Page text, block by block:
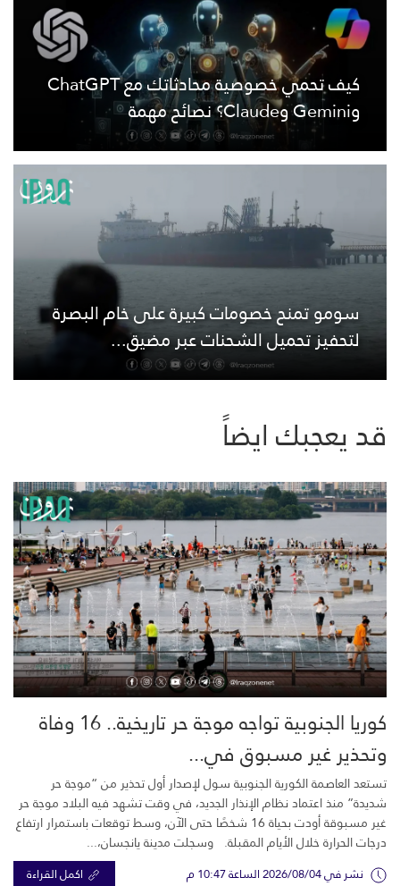
كيف تحمي خصوصية محادثاتك مع ChatGPT
وGemini وClaude؟ نصائح مهمة
سومو تمنح خصومات كبيرة على خام البصرة
لتحفيز تحميل الشحنات عبر مضيق...
قد يعجبك ايضاً
كوريا الجنوبية تواجه موجة حر تاريخية.. 16 وفاة
وتحذير غير مسبوق في...
تستعد العاصمة الكورية الجنوبية سول لإصدار أول تحذير من “موجة حر
شديدة” منذ اعتماد نظام الإنذار الجديد، في وقت تشهد فيه البلاد موجة حر
غير مسبوقة أودت بحياة 16 شخصًا حتى الآن، وسط توقعات باستمرار ارتفاع
درجات الحرارة خلال الأيام المقبلة. وسجلت مدينة يانجسان،...
نشر في 2026/08/04 الساعة 10:47 م اكمل القراءة